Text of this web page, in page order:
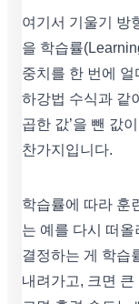
여기서 기울기 방
을 학습률
중치를 한 번에
하강법 수식과 같
곱한 값’을 뺀 값
찬가지입니다.
학습률에 따라 훈
는 예를 다시 떠올
결정하는 게 학습
내려가고, 크면